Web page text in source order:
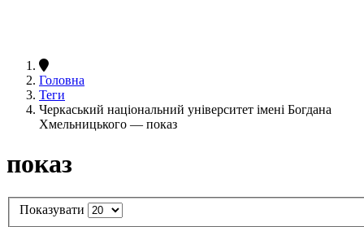
Головна
Теги
Черкаський національний університет імені Богдана
Хмельницького — показ
показ
Показувати